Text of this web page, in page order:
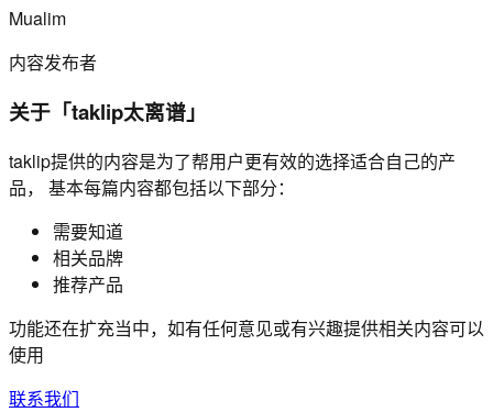
Mualim
内容发布者
关于「taklip太离谱」
taklip提供的内容是为了帮用户更有效的选择适合自己的产
品， 基本每篇内容都包括以下部分：
需要知道
相关品牌
推荐产品
功能还在扩充当中，如有任何意见或有兴趣提供相关内容可以
使用
联系我们